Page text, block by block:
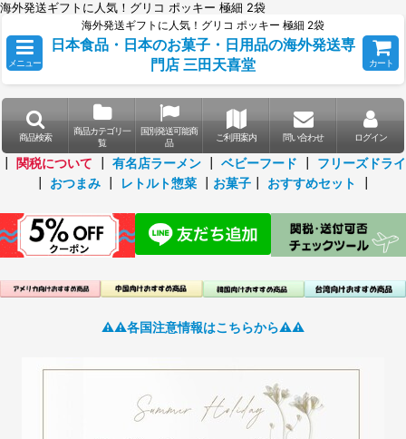
海外発送ギフトに人気！グリコ ポッキー 極細 2袋
海外発送ギフトに人気！グリコ ポッキー 極細 2袋
メニュー
日本食品・日本のお菓子・日用品の海外発送専
門店 三田天喜堂
カート
商品検索
商品カテゴリ一
覧
国別発送可能商
品
ご利用案内 問い合わせ ログイン
関税について 有名店ラーメン ベビーフード
フリーズドライ
おつまみ レトルト惣菜 お菓子 おすすめセット
⚠️⚠️各国注意情報はこちらから⚠️⚠️